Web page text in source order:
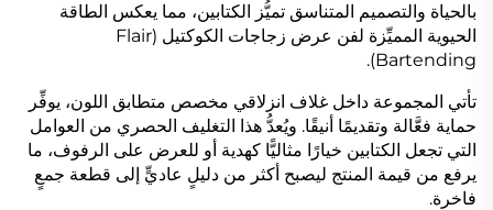
بالحياة والتصميم المتناسق تميُّز الكتابين، مما يعكس الطاقة
الحيوية المميِّزة لفن عرض زجاجات الكوكتيل (Flair
Bartending).
تأتي المجموعة داخل غلاف انزلاقي مخصص متطابق اللون، يوفِّر
حماية فعَّالة وتقديمًا أنيقًا. ويُعدُّ هذا التغليف الحصري من العوامل
التي تجعل الكتابين خيارًا مثاليًّا كهدية أو للعرض على الرفوف، ما
يرفع من قيمة المنتج ليصبح أكثر من دليلٍ عاديٍّ إلى قطعة جمعٍ
فاخرة.